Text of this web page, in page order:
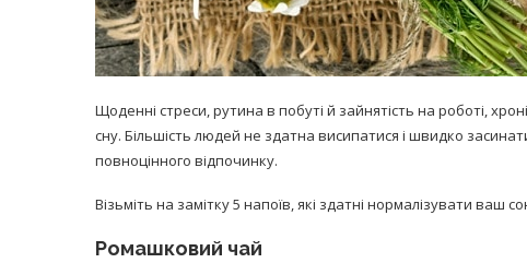
Щоденні стреси, рутина в побуті й зайнятість на роботі,
сну. Більшість людей не здатна висипатися і швидко
повноцінного відпочинку.
Візьміть на замітку 5 напоїв, які здатні нормалізувати ваш
Ромашковий чай